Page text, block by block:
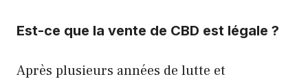
Est-ce que la vente de CBD est légale ?
Après plusieurs années de lutte et